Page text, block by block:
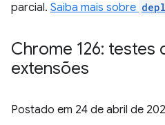
parcial. Saiba mais sobre
Chrome 126: testes
extensões
Postado em 24 de abril de